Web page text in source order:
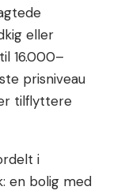
eller
16.000–
prisniveau
tilflyttere
i
en bolig med